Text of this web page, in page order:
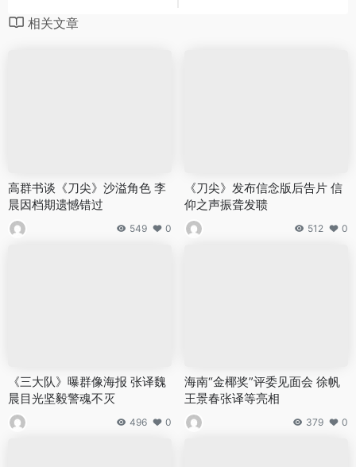
相关文章
高群书谈《刀尖》沙溢角色 李
晨因档期遗憾错过
549 0
《刀尖》发布信念版后告片 信
仰之声振聋发聩
512 0
《三大队》曝群像海报 张译魏
晨目光坚毅警魂不灭
496 0
海南“金椰奖”评委见面会 徐帆
王景春张译等亮相
379 0